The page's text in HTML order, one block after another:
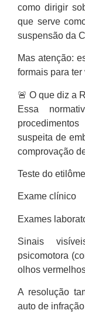
como dirigir
que serve
suspensão da
Mas atenção:
formais para ter
🚨 O que diz a
Essa
suspeita de
comprovação
Teste do
Exame clínico
Exames
Sinais
psicomotora
olhos
A resolução
auto de